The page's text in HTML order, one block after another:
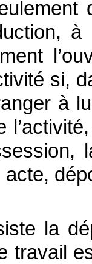
à
si,
à
la
travail